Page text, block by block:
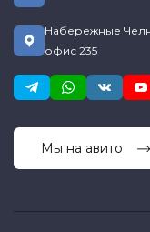
Набережные
офис 235
Мы на авито